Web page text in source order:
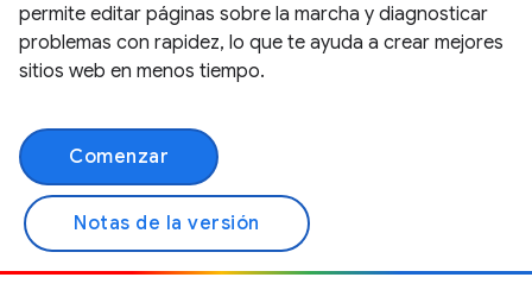
permite editar páginas sobre la marcha y diagnosticar
problemas con rapidez, lo que te ayuda a crear mejores
sitios web en menos tiempo.
Comenzar
Notas de la versión